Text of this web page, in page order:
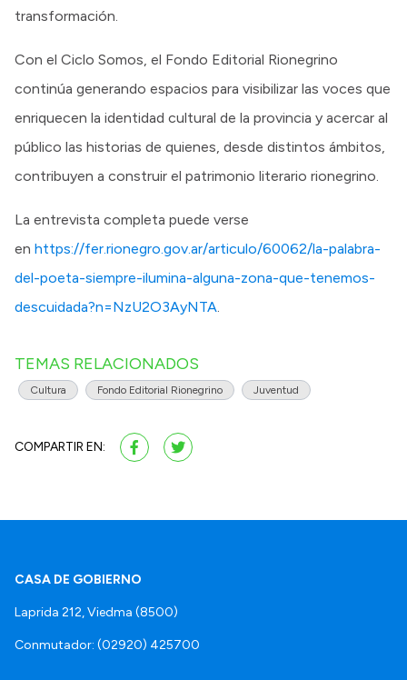
transformación.
Con el Ciclo Somos, el Fondo Editorial Rionegrino
continúa generando espacios para visibilizar las voces que
enriquecen la identidad cultural de la provincia y acercar al
público las historias de quienes, desde distintos ámbitos,
contribuyen a construir el patrimonio literario rionegrino.
La entrevista completa puede verse
en https://fer.rionegro.gov.ar/articulo/60062/la-palabra-
del-poeta-siempre-ilumina-alguna-zona-que-tenemos-
descuidada?n=NzU2O3AyNTA.
TEMAS RELACIONADOS
Cultura Fondo Editorial Rionegrino Juventud
COMPARTIR EN:
CASA DE GOBIERNO
Laprida 212, Viedma (8500)
Conmutador: (02920) 425700